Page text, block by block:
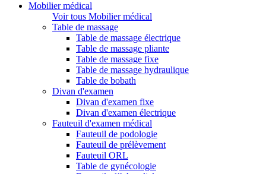
Mobilier médical
Voir tous Mobilier médical
Table de massage
Table de massage électrique
Table de massage pliante
Table de massage fixe
Table de massage hydraulique
Table de bobath
Divan d'examen
Divan d'examen fixe
Divan d'examen électrique
Fauteuil d'examen médical
Fauteuil de podologie
Fauteuil de prélèvement
Fauteuil ORL
Table de gynécologie